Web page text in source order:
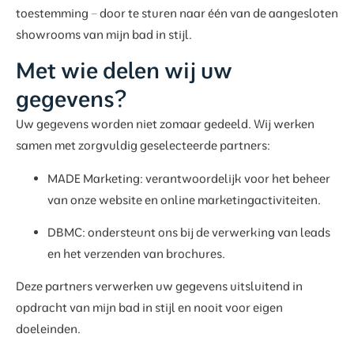
toestemming – door te sturen naar één van de aangesloten
showrooms van mijn bad in stijl.
Met wie delen wij uw
gegevens?
Uw gegevens worden niet zomaar gedeeld. Wij werken
samen met zorgvuldig geselecteerde partners:
MADE Marketing: verantwoordelijk voor het beheer
van onze website en online marketingactiviteiten.
DBMC: ondersteunt ons bij de verwerking van leads
en het verzenden van brochures.
Deze partners verwerken uw gegevens uitsluitend in
opdracht van mijn bad in stijl en nooit voor eigen
doeleinden.